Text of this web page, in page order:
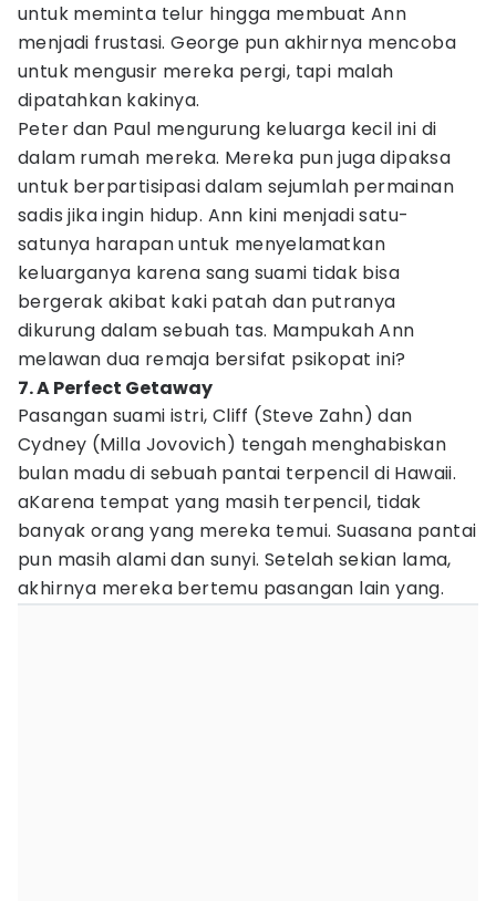
untuk meminta telur hingga membuat Ann
menjadi frustasi. George pun akhirnya mencoba
untuk mengusir mereka pergi, tapi malah
dipatahkan kakinya.
Peter dan Paul mengurung keluarga kecil ini di
dalam rumah mereka. Mereka pun juga dipaksa
untuk berpartisipasi dalam sejumlah permainan
sadis jika ingin hidup. Ann kini menjadi satu-
satunya harapan untuk menyelamatkan
keluarganya karena sang suami tidak bisa
bergerak akibat kaki patah dan putranya
dikurung dalam sebuah tas. Mampukah Ann
melawan dua remaja bersifat psikopat ini?
7. A Perfect Getaway
Pasangan suami istri, Cliff (Steve Zahn) dan
Cydney (Milla Jovovich) tengah menghabiskan
bulan madu di sebuah pantai terpencil di Hawaii.
aKarena tempat yang masih terpencil, tidak
banyak orang yang mereka temui. Suasana pantai
pun masih alami dan sunyi. Setelah sekian lama,
akhirnya mereka bertemu pasangan lain yang.